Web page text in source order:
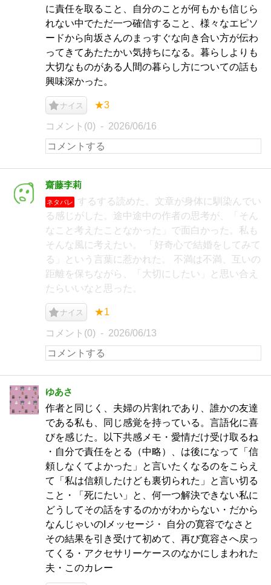
に責任を取ること、自分のことが何もかも信じら
れない中でただ一つ確信すること、様々なエピソ
ードから向坂さんのまっすぐな向き合い方が伝わ
ってきてあたたかい気持ちになる。暮らしよりも
大切なものがある人間の暮らし方についての話も
興味深かった。
ナイス ★3
コメント(0) 2026/06/16
齋藤李莉
ネタバレ
するする読めた。文章が身体に馴染んでい
る感じがした。途中途中の作者の思考が、「そん
なこと考えたことなかった」で面白かった。私も
そんな風に考えたい。 「好奇心で結婚をしてみて
る」という言葉に惹かれた。 不満は不満、互いの
距離を保ちながら、「大切にしたい」と思い合え
たらいいなと思った。
ナイス ★1
コメント(0) 2026/06/13
ゆあさ
作者と同じく、夫婦の片割れであり、誰かの友達
である私も、同じ感覚を持っている。言語化に喜
びを感じた。以下共感メモ・愛情だけ受け取るね
・自分で責任をとる（中略）、は後になって「信
頼しなくてよかった」と言いたくなるのをこらえ
て「私は信頼したけども裏切られた」と言い切る
こと・「死にたい」と、何一つ解決できない私に
どうしてその話をするのかがわからない・だから
なんじゃいのIメッセージ・ 自分の寛容でなさと
その結果を引き受けて初めて、再び寛容さへ戻っ
てくる・アクセサリーケースのなかにしまわれた
夫・このカレー